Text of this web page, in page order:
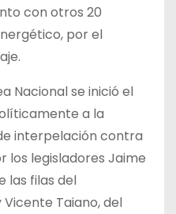
con otros 20
por el
Nacional se inició el
a la
interpelación contra
los legisladores Jaime
las filas del
Taiano, del